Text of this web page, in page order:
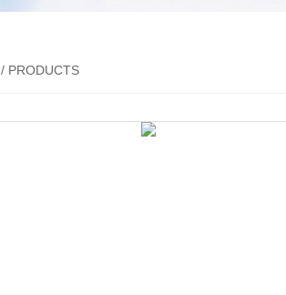
/ PRODUCTS